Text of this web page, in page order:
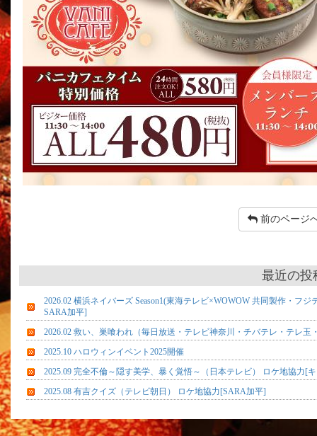
前のページ
最近の投
2026.02 横浜ネイバーズ Season1(東海テレビ×WOWOW 共同製作・フ
SARA加平]
2026.02 救い、巣喰われ（毎日放送・テレビ神奈川・チバテレ・テレ
2025.10 ハロウィンイベント2025開催
2025.09 完全不倫～隠す美学、暴く覚悟～（日本テレビ） ロケ地協力[
2025.08 有吉クイズ（テレビ朝日） ロケ地協力[SARA加平]